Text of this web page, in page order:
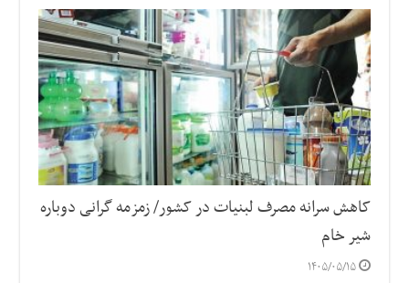
کاهش سرانه مصرف لبنیات در کشور/ زمزمه گرانی دوباره
شیر خام
۱۴۰۵/۰۵/۱۵